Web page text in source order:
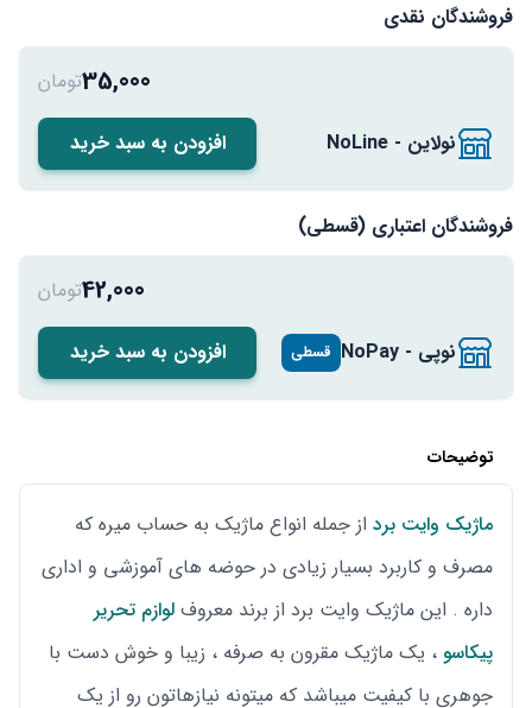
فروشندگان نقدی
نولاین - NoLine
35,000تومان
افزودن به سبد خرید
فروشندگان اعتباری (قسطی)
نوپی - NoPay قسطی
42,000تومان
افزودن به سبد خرید
توضیحات
ماژیک وایت برد از جمله انواع ماژیک به حساب میره که
مصرف و کاربرد بسیار زیادی در حوضه های آموزشی و اداری
داره . این ماژیک وایت برد از برند معروف لوازم تحریر
پیکاسو ، یک ماژیک مقرون به صرفه ، زیبا و خوش دست با
جوهری با کیفیت میباشد که میتونه نیازهاتون رو از یک